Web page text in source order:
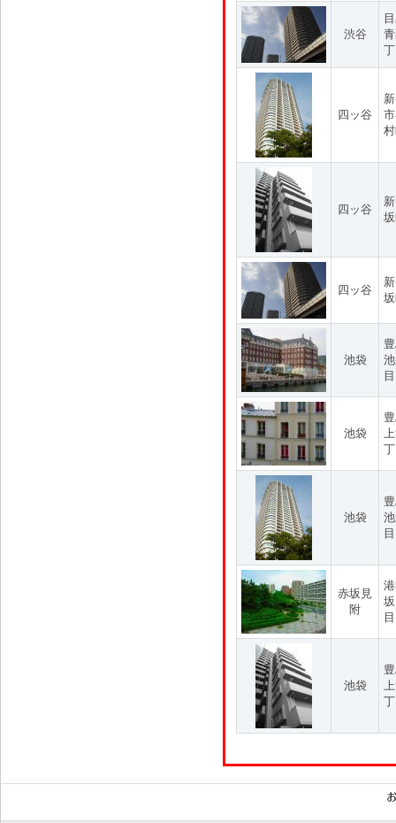
渋谷
四ッ谷
四ッ谷
四ッ谷
池袋
池袋
池袋
目
赤坂見
附
目
池袋